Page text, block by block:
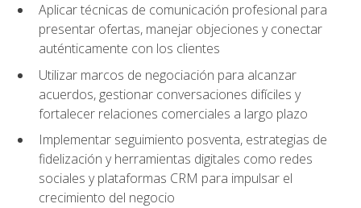
Aplicar técnicas de comunicación profesional para
presentar ofertas, manejar objeciones y conectar
auténticamente con los clientes
Utilizar marcos de negociación para alcanzar
acuerdos, gestionar conversaciones difíciles y
fortalecer relaciones comerciales a largo plazo
Implementar seguimiento posventa, estrategias de
fidelización y herramientas digitales como redes
sociales y plataformas CRM para impulsar el
crecimiento del negocio